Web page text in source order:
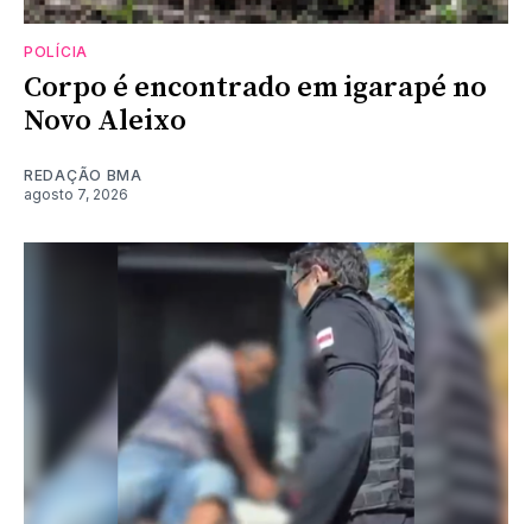
POLÍCIA
Corpo é encontrado em igarapé no
Novo Aleixo
REDAÇÃO BMA
agosto 7, 2026